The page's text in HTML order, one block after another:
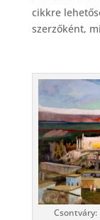
cikkre
szerzőként,